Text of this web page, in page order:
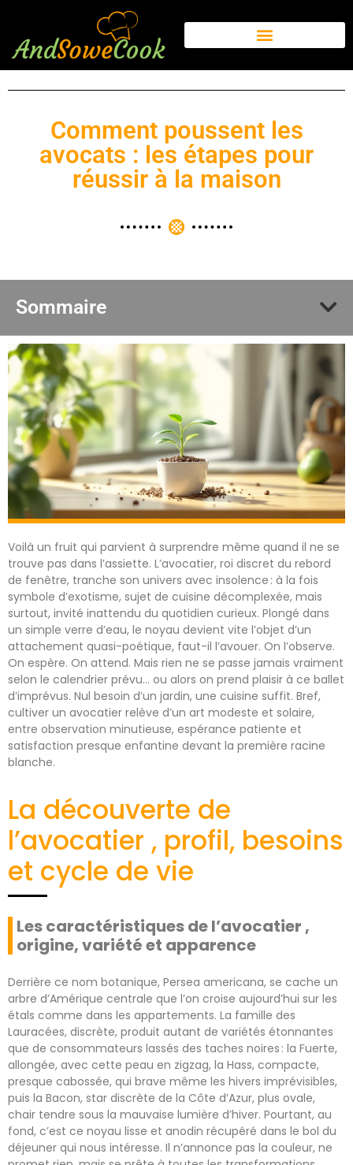
Comment poussent les
avocats : les étapes pour
réussir à la maison
Sommaire
Voilà un fruit qui parvient à surprendre même quand il ne se
trouve pas dans l’assiette. L’avocatier, roi discret du rebord
de fenêtre, tranche son univers avec insolence : à la fois
symbole d’exotisme, sujet de cuisine décomplexée, mais
surtout, invité inattendu du quotidien curieux. Plongé dans
un simple verre d’eau, le noyau devient vite l’objet d’un
attachement quasi-poétique, faut-il l’avouer. On l’observe.
On espère. On attend. Mais rien ne se passe jamais vraiment
selon le calendrier prévu… ou alors on prend plaisir à ce ballet
d’imprévus. Nul besoin d’un jardin, une cuisine suffit. Bref,
cultiver un avocatier relève d’un art modeste et solaire,
entre observation minutieuse, espérance patiente et
satisfaction presque enfantine devant la première racine
blanche.
La découverte de
l’avocatier , profil, besoins
et cycle de vie
Les caractéristiques de l’avocatier ,
origine, variété et apparence
Derrière ce nom botanique, Persea americana, se cache un
arbre d’Amérique centrale que l’on croise aujourd’hui sur les
étals comme dans les appartements. La famille des
Lauracées, discrète, produit autant de variétés étonnantes
que de consommateurs lassés des taches noires : la Fuerte,
allongée, avec cette peau en zigzag, la Hass, compacte,
presque cabossée, qui brave même les hivers imprévisibles,
puis la Bacon, star discrète de la Côte d’Azur, plus ovale,
chair tendre sous la mauvaise lumière d’hiver. Pourtant, au
fond, c’est ce noyau lisse et anodin récupéré dans le bol du
déjeuner qui nous intéresse. Il n’annonce pas la couleur, ne